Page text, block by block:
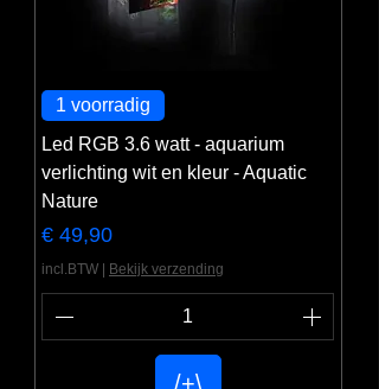
1 voorradig
Led RGB 3.6 watt - aquarium
verlichting wit en kleur - Aquatic
Nature
Prijs
€ 49,90
incl.BTW Bekijk verzending
/+\